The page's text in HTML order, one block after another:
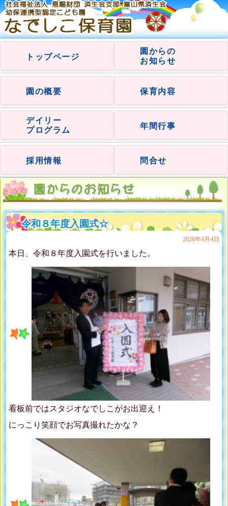
トップページ
園からの
お知らせ
園の概要 保育内容
デイリー
プログラム
年間行事
採用情報 問合せ
令和８年度入園式☆
2026年4月4日
本日、令和８年度入園式を行いました。
看板前ではスタジオなでしこがお出迎え！
にっこり笑顔でお写真撮れたかな？